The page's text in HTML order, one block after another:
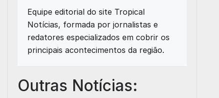
Equipe editorial do site Tropical
Notícias, formada por jornalistas e
redatores especializados em cobrir os
principais acontecimentos da região.
Outras Notícias: